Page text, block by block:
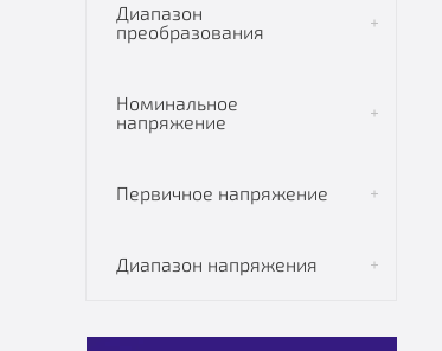
Диапазон
преобразования
Номинальное
напряжение
Первичное напряжение
Диапазон напряжения